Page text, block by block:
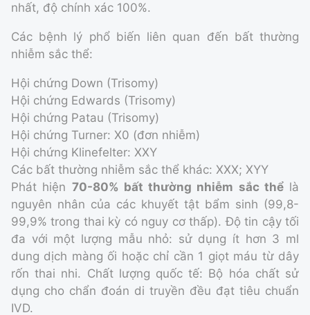
nhất, độ chính xác 100%.
Các bệnh lý phổ biến liên quan đến bất thường
nhiễm sắc thể:
Hội chứng Down (Trisomy)
Hội chứng Edwards (Trisomy)
Hội chứng Patau (Trisomy)
Hội chứng Turner: X0 (đơn nhiễm)
Hội chứng Klinefelter: XXY
Các bất thường nhiễm sắc thể khác: XXX; XYY
Phát hiện 70-80% bất thường nhiễm sắc thểlà
nguyên nhân của các khuyết tật bẩm sinh (99,8-
99,9% trong thai kỳ có nguy cơ thấp). Độ tin cậy tối
đa với một lượng mẫu nhỏ: sử dụng ít hơn 3 ml
dung dịch màng ối hoặc chỉ cần 1 giọt máu từ dây
rốn thai nhi. Chất lượng quốc tế: Bộ hóa chất sử
dụng cho chẩn đoán di truyền đều đạt tiêu chuẩn
IVD.